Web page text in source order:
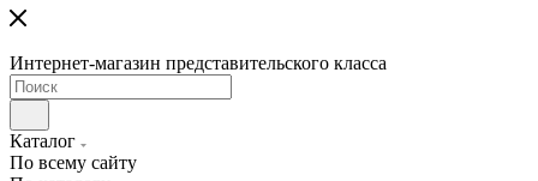
Интернет-магазин представительского класса
Каталог
По всему сайту